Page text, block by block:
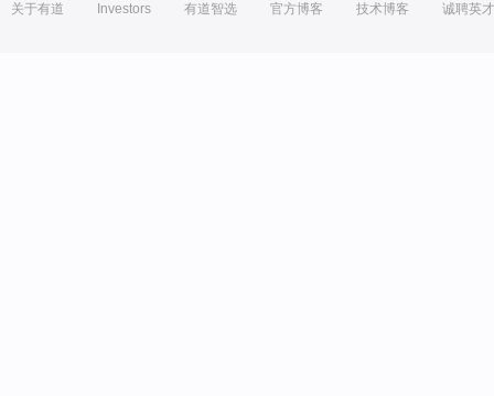
关于有道 Investors 有道智选 官方博客 技术博客 诚聘英才